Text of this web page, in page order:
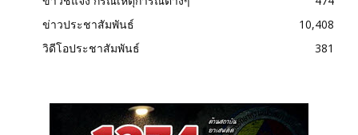
ข่าวประชาสัมพันธ์
10,408
วิดีโอประชาสัมพันธ์
381